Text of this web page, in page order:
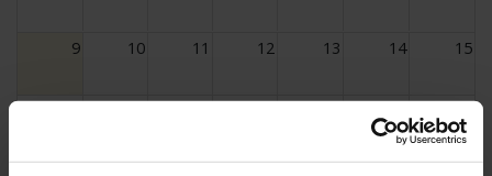
9 10 11 12 13 14 15